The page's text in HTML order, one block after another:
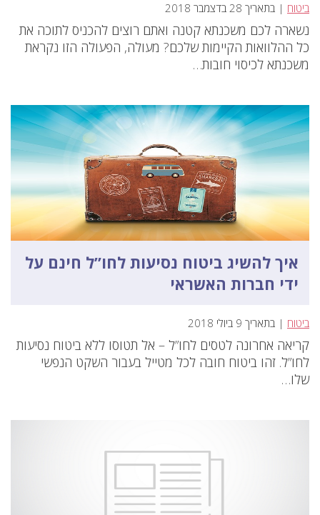
ביטוח | בתאריך 28 בדצמבר 2018
נשארה לכם משכנתא קטנה ואתם רוצים להכניס לתוכה את
כל ההלוואות הקיימות שלכם? מעולה, הפעולה הזו נקראת
משכנתא לכיסוי חובות…
איך להשיג ביטוח נסיעות לחו”ל חינם על
ידי חברות האשראי
ביטוח | בתאריך 9 ביולי 2018
קריאה אחרונה לטסים לחו”ל – אל תטוסו ללא ביטוח נסיעות
לחו”ל. זהו ביטוח חובה לכל מטייל בעבור השקט הנפשי
שלו…